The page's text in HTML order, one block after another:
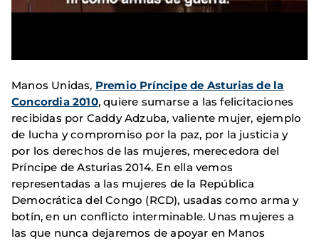
Manos Unidas, Premio Príncipe de Asturias de la
Concordia 2010, quiere sumarse a las felicitaciones
recibidas por Caddy Adzuba, valiente mujer, ejemplo
de lucha y compromiso por la paz, por la justicia y
por los derechos de las mujeres, merecedora del
Príncipe de Asturias 2014. En ella vemos
representadas a las mujeres de la República
Democrática del Congo (RCD), usadas como arma y
botín, en un conflicto interminable. Unas mujeres a
las que nunca dejaremos de apoyar en Manos